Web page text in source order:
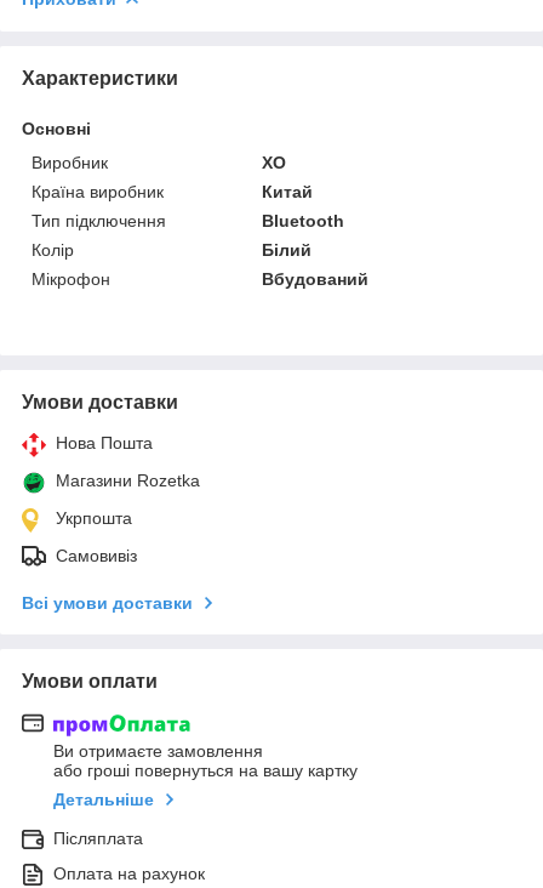
Характеристики
Основні
Виробник
XO
Країна виробник
Китай
Тип підключення
Bluetooth
Колір
Білий
Мікрофон
Вбудований
Умови доставки
Нова Пошта
Магазини Rozetka
Укрпошта
Самовивіз
Всі умови доставки
Умови оплати
Ви отримаєте замовлення
або гроші повернуться на вашу картку
Детальніше
Післяплата
Оплата на рахунок